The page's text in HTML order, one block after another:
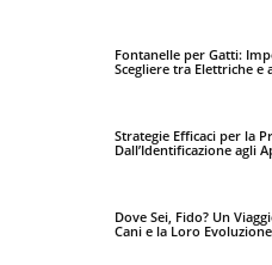
Fontanelle per Gatti:
Scegliere tra Elettriche e
Strategie Efficaci per la
Dall’Identificazione agli
Dove Sei, Fido? Un
Cani e la Loro